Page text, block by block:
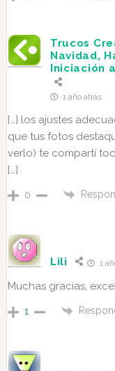
Trucos
Navidad,
Iniciación
1 año atrás
[…] los ajustes
que tus fotos
verlo) te compartí
[…]
0
Lili 1
Muchas gracias,
1